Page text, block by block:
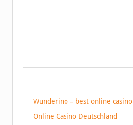
Wunderino – best online casino
Online Casino Deutschland